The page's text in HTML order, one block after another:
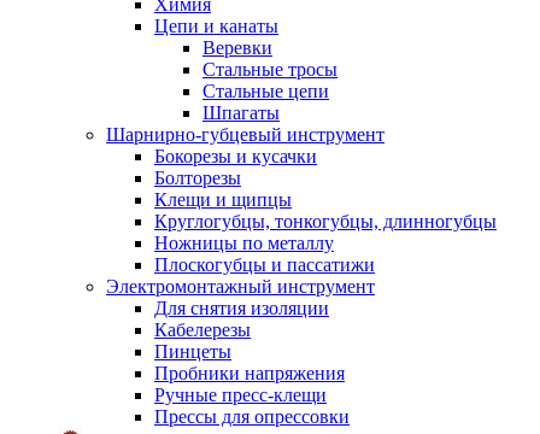
Химия
Цепи и канаты
Веревки
Стальные тросы
Стальные цепи
Шпагаты
Шарнирно-губцевый инструмент
Бокорезы и кусачки
Болторезы
Клещи и щипцы
Круглогубцы, тонкогубцы, длинногубцы
Ножницы по металлу
Плоскогубцы и пассатижи
Электромонтажный инструмент
Для снятия изоляции
Кабелерезы
Пинцеты
Пробники напряжения
Ручные пресс-клещи
Прессы для опрессовки